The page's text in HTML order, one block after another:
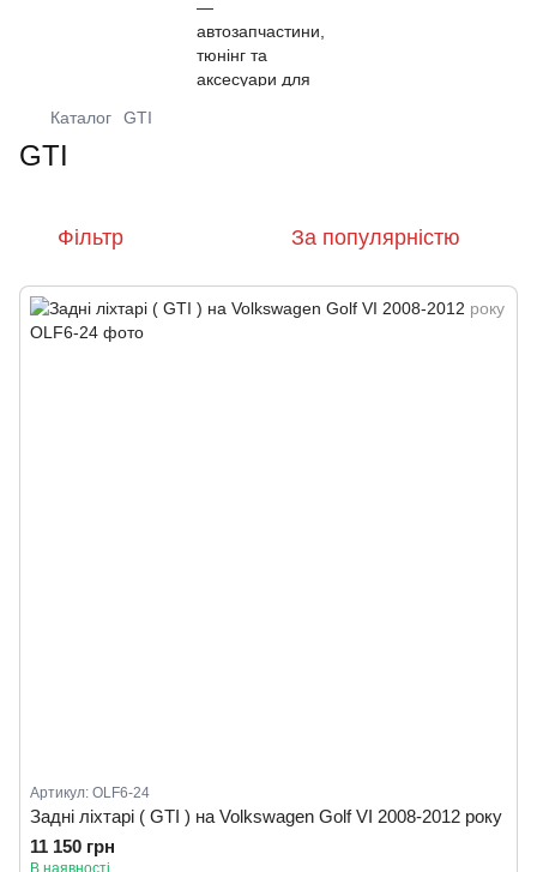
Каталог GTI
GTI
Фільтр За популярністю
Артикул: OLF6-24
Задні ліхтарі ( GTI ) на Volkswagen Golf VI 2008-2012 року
11 150 грн
В наявності